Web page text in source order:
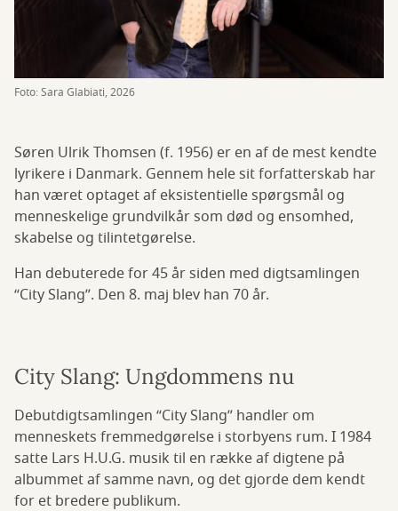
Foto: Sara Glabiati, 2026
Søren Ulrik Thomsen (f. 1956) er en af de mest kendte
lyrikere i Danmark. Gennem hele sit forfatterskab har
han været optaget af eksistentielle spørgsmål og
menneskelige grundvilkår som død og ensomhed,
skabelse og tilintetgørelse.
Han debuterede for 45 år siden med digtsamlingen
“City Slang”. Den 8. maj blev han 70 år.
City Slang: Ungdommens nu
Debutdigtsamlingen “City Slang” handler om
menneskets fremmedgørelse i storbyens rum. I 1984
satte Lars H.U.G. musik til en række af digtene på
albummet af samme navn, og det gjorde dem kendt
for et bredere publikum.